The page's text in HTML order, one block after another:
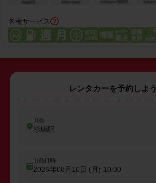
各種サービス
レンタカーを予約しよう
出発
杉塘駅
出発日時
2026年08月10日 (月) 10:00